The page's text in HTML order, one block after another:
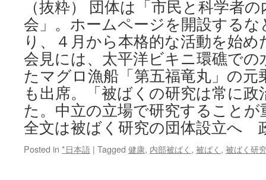
た」
via
WebDICE
（抜粋） 団体は「市民と科学者
会」。ホームページを開設する
り、４月から本格的な活動を始
会見には、太平洋ビキニ環礁で
たマグロ漁船「第五福竜丸」の元
も出席。「被ばくの研究は常に
た。中立の立場で研究すること
全文は被ばく研究の団体設立へ
Posted in *日本語 | Tagged 健康, 内部被ばく , 被ばく , 被ばく研